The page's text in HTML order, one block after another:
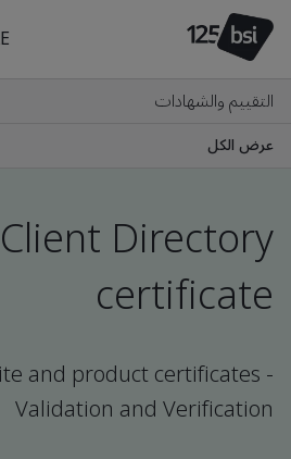
التقييم والشهادات
عرض الكل
Client Directory
certificate
and product certificates -
Validation and Verification